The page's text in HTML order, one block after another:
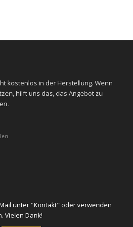
kostenlos in der Herstellung. Wenn
hilft uns das, das Angebot zu
unter "Kontakt" oder verwenden
Vielen Dank!